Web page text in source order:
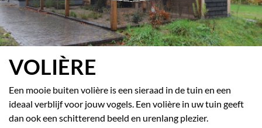
VOLIÈRE
Een mooie buiten volière is een sieraad in de tuin en een
ideaal verblijf voor jouw vogels. Een volière in uw tuin geeft
dan ook een schitterend beeld en urenlang plezier.